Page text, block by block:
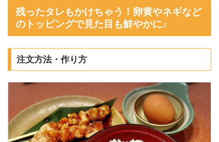
残ったタレもかけちゃう！卵黄やネギなど
のトッピングで見た目も鮮やかに♪
注文方法・作り方